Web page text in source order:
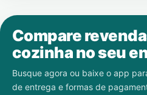
Compare
cozinha no seu
Busque agora ou baixe o app
de entrega e formas de